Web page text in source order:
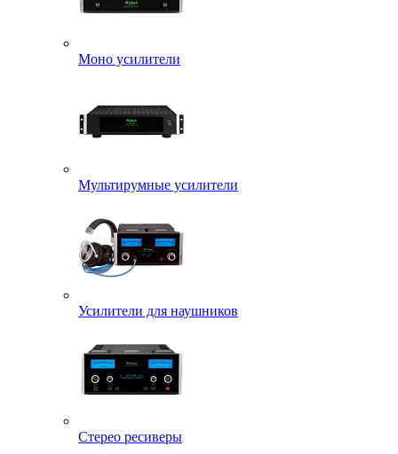
Моно усилители
Мультирумные усилители
Усилители для наушников
Стерео ресиверы